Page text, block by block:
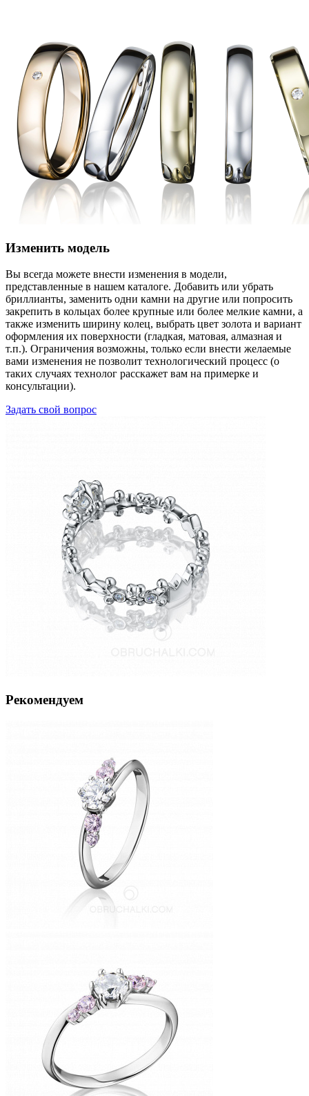
Изменить модель
Вы всегда можете внести изменения в модели,
представленные в нашем каталоге. Добавить или убрать
бриллианты, заменить одни камни на другие или попросить
закрепить в кольцах более крупные или более мелкие камни, а
также изменить ширину колец, выбрать цвет золота и вариант
оформления их поверхности (гладкая, матовая, алмазная и
т.п.). Ограничения возможны, только если внести желаемые
вами изменения не позволит технологический процесс (о
таких случаях технолог расскажет вам на примерке и
консультации).
Задать свой вопрос
Рекомендуем